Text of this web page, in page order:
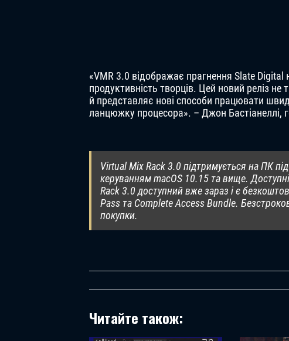
«VMR 3.0 відображає прагнення Slate
продуктивність творців. Цей новий реліз
й представляє нові способи працювати
ланцюжку процесора». – Джон Бастіанеллі,
Virtual Mix Rack 3.0 підтримується на ПК
керуванням macOS 10.15 та вище. Доступні
Rack 3.0 доступний вже зараз і є
Pass та Complete Access Bundle.
покупки.
Читайте також: